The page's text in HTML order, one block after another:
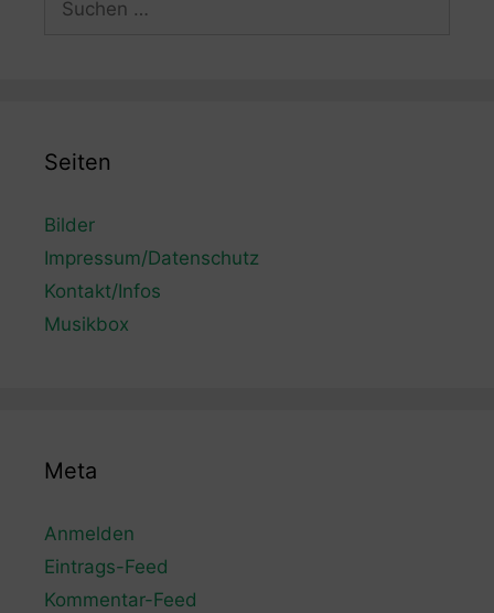
Seiten
Bilder
Impressum/Datenschutz
Kontakt/Infos
Musikbox
Meta
Anmelden
Eintrags-Feed
Kommentar-Feed